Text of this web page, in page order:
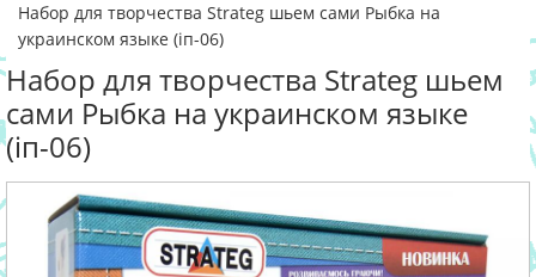
Набор для творчества Strateg шьем сами Рыбка на
украинском языке (іп-06)
Набор для творчества Strateg шьем
сами Рыбка на украинском языке
(іп-06)